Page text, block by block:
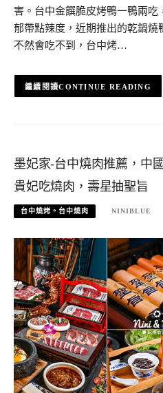
害。台中金饌脆皮烤鴨一鴨兩
郁帶點辣度，近期推出的乾鍋燒
不然會吃不到，台中烤…
CONTINUE READING
墨妃家-台中燒肉推薦，中
貴妃吃燒肉，壽星抽聖旨
台中燒烤。台中燒肉 NINIBLUE